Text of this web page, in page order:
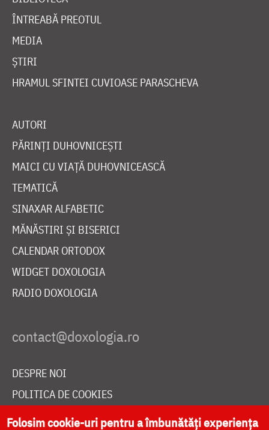
ÎNTREABĂ PREOTUL
MEDIA
ȘTIRI
HRAMUL SFINTEI CUVIOASE PARASCHEVA
AUTORI
PĂRINȚI DUHOVNICEȘTI
MAICI CU VIAȚĂ DUHOVNICEASCĂ
TEMATICĂ
SINAXAR ALFABETIC
MĂNĂSTIRI ȘI BISERICI
CALENDAR ORTODOX
WIDGET DOXOLOGIA
RADIO DOXOLOGIA
DESPRE NOI
POLITICA DE COOKIES
DONEAZĂ ONLINE PENTRU CATEDRALA NAȚIONALĂ
Folosim cookie-uri pentru a îmbunătăți experiența